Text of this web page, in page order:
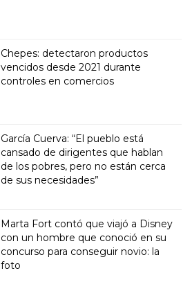
Chepes: detectaron productos
vencidos desde 2021 durante
controles en comercios
García Cuerva: “El pueblo está
cansado de dirigentes que hablan
de los pobres, pero no están cerca
de sus necesidades”
Marta Fort contó que viajó a Disney
con un hombre que conoció en su
concurso para conseguir novio: la
foto